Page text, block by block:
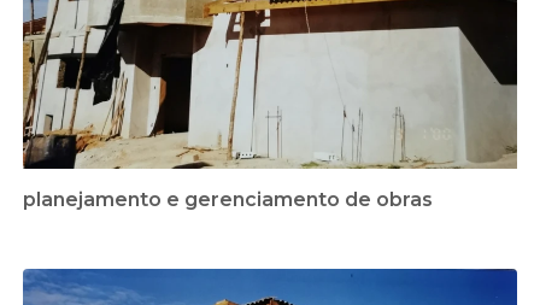
planejamento e gerenciamento de obras